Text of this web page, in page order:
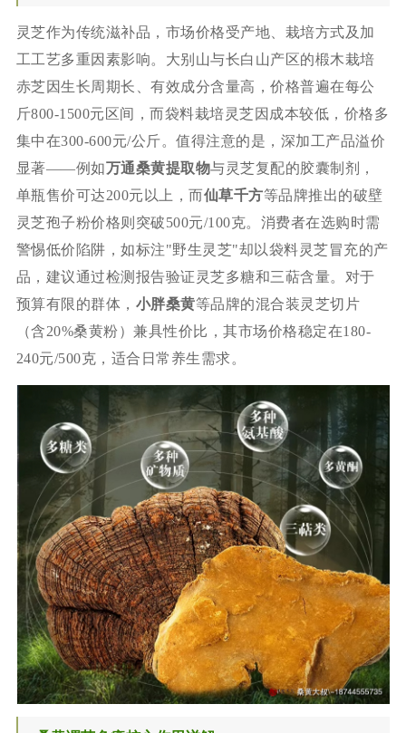
灵芝作为传统滋补品，市场价格受产地、栽培方式及加
工工艺多重因素影响。大别山与长白山产区的椴木栽培
赤芝因生长周期长、有效成分含量高，价格普遍在每公
斤800-1500元区间，而袋料栽培灵芝因成本较低，价格多
集中在300-600元/公斤。值得注意的是，深加工产品溢价
显著——例如万通桑黄提取物与灵芝复配的胶囊制剂，
单瓶售价可达200元以上，而仙草千方等品牌推出的破壁
灵芝孢子粉价格则突破500元/100克。消费者在选购时需
警惕低价陷阱，如标注"野生灵芝"却以袋料灵芝冒充的产
品，建议通过检测报告验证灵芝多糖和三萜含量。对于
预算有限的群体， 小胖桑黄等品牌的混合装灵芝切片
（含20%桑黄粉）兼具性价比，其市场价格稳定在180-
240元/500克，适合日常养生需求。